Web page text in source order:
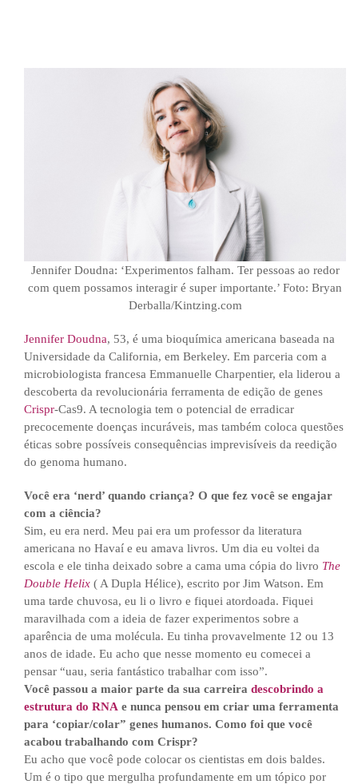
Jennifer Doudna: ‘Experimentos falham. Ter pessoas ao redor
com quem possamos interagir é super importante.’ Foto: Bryan
Derballa/Kintzing.com
Jennifer Doudna, 53, é uma bioquímica americana baseada na
Universidade da California, em Berkeley. Em parceria com a
microbiologista francesa Emmanuelle Charpentier, ela liderou a
descoberta da revolucionária ferramenta de edição de genes
Crispr-Cas9. A tecnologia tem o potencial de erradicar
precocemente doenças incuráveis, mas também coloca questões
éticas sobre possíveis consequências imprevisíveis da reedição
do genoma humano.
Você era ‘nerd’ quando criança? O que fez você se engajar
com a ciência?
Sim, eu era nerd. Meu pai era um professor da literatura
americana no Havaí e eu amava livros. Um dia eu voltei da
escola e ele tinha deixado sobre a cama uma cópia do livro The
Double Helix( A Dupla Hélice), escrito por Jim Watson. Em
uma tarde chuvosa, eu li o livro e fiquei atordoada. Fiquei
maravilhada com a ideia de fazer experimentos sobre a
aparência de uma molécula. Eu tinha provavelmente 12 ou 13
anos de idade. Eu acho que nesse momento eu comecei a
pensar “uau, seria fantástico trabalhar com isso”.
Você passou a maior parte da sua carreira descobrindo a
estrutura do RNA e nunca pensou em criar uma ferramenta
para ‘copiar/colar” genes humanos. Como foi que você
acabou trabalhando com Crispr?
Eu acho que você pode colocar os cientistas em dois baldes.
Um é o tipo que mergulha profundamente em um tópico por